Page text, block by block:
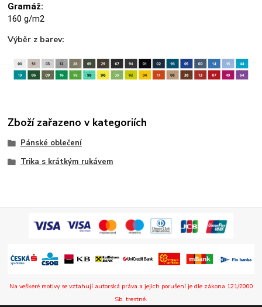
Gramáž:
160 g/m2
Výběr z barev:
Zboží zařazeno v kategoriích
Pánské oblečení
Trika s krátkým rukávem
Na veškeré motivy se vztahují autorská práva a jejich porušení je dle zákona 121/2000
Sb. trestné.